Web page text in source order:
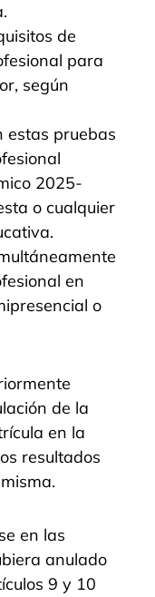
de
para
según
estas pruebas
2025-
o cualquier
en
o
de la
en la
resultados
en las
anulado
9 y 10